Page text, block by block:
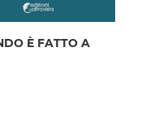
È FATTO A